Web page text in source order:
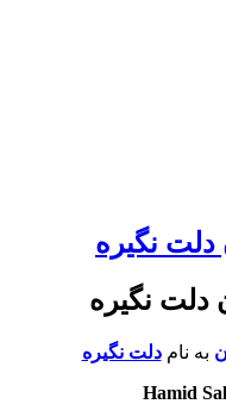
دلت نگیره
دلت نگیره
به نامدلت نگیره
Hamid